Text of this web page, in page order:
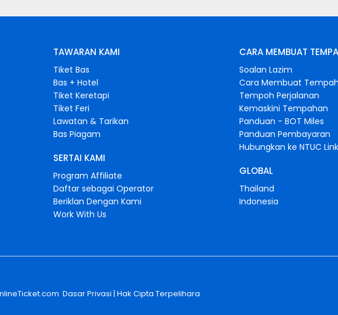
TAWARAN KAMI
Tiket Bas
Bas + Hotel
Tiket Keretapi
Tiket Feri
Lawatan & Tarikan
Bas Piagam
SERTAI KAMI
Program Affiliate
Daftar sebagai Operator
Beriklan Dengan Kami
Work With Us
CARA MEMBUAT
Soalan Lazim
Cara Membuat
Tempoh Perjalanan
Kemaskini Tempahan
Panduan - BOT Miles
Panduan Pembayaran
Hubungkan ke NTUC Link
GLOBAL
Thailand
Indonesia
Dasar Privasi | Hak Cipta Terpelihara